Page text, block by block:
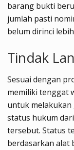
barang bukti
jumlah pasti
belum dirinci
Tindak
Sesuai dengan
memiliki tenggat
untuk
status hukum
tersebut. Status
berdasarkan alat